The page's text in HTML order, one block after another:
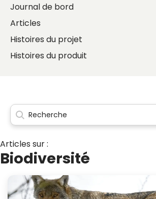
Journal de bord
Articles
Histoires du projet
Histoires du produit
Articles sur :
Biodiversité